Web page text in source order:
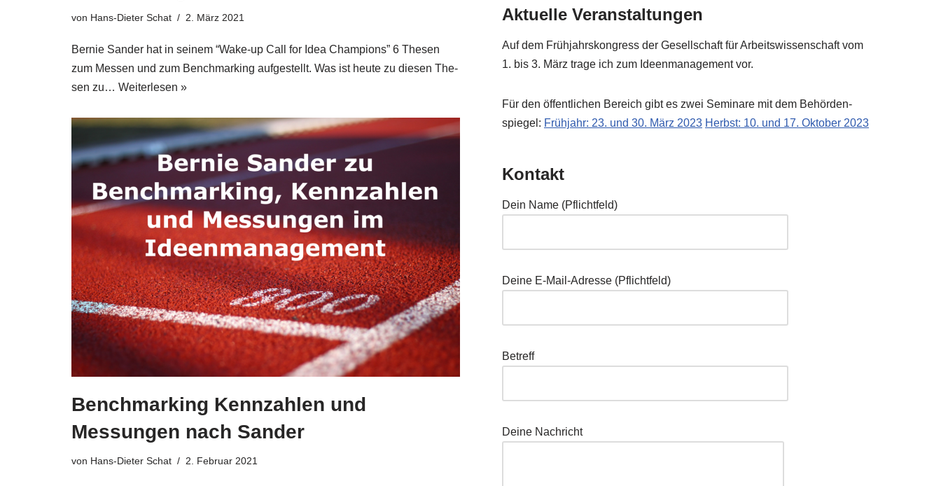
von Hans-Dieter Schat 2. März 2021
Ber­nie San­der hat in sei­nem “Wake-up Call for Idea Cham­pi­ons” 6 The­sen
zum Mes­sen und zum Bench­mar­king auf­ge­stellt. Was ist heu­te zu die­sen The­
sen zu… Wei­ter­le­sen »
Benchmarking Kennzahlen und
Messungen nach Sander
von Hans-Dieter Schat 2. Februar 2021
Aktuelle Veranstaltungen
Auf dem Früh­jahrs­kon­gress der Gesell­schaft für Arbeits­wis­sen­schaft vom
1. bis 3. März tra­ge ich zum Ideen­ma­nage­ment vor.
Für den öffent­li­chen Bereich gibt es zwei Semi­na­re mit dem Behör­den­
spie­gel: Früh­jahr: 23. und 30. März 2023 Herbst: 10. und 17. Okto­ber 2023
Kontakt
Dein Name (Pflicht­feld)
Dei­ne E‑Mail-Adres­se (Pflicht­feld)
Betreff
Dei­ne Nachricht